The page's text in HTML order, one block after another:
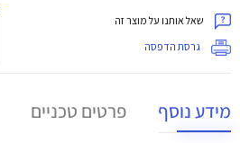
שאל אותנו על מוצר זה
גרסת הדפסה
מידע נוסף פרטים טכניים